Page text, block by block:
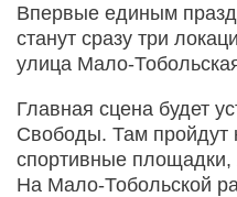
Впервые единым
станут сразу три
улица Мало-
Главная сцена будет
Свободы. Там пройдут
спортивные площадки,
На Мало-Тобольской